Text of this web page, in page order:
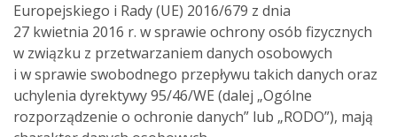
Europejskiego i Rady (UE) 2016/679 z dnia
27 kwietnia 2016 r. w sprawie ochrony osób fizycznych
w związku z przetwarzaniem danych osobowych
i w sprawie swobodnego przepływu takich danych oraz
uchylenia dyrektywy 95/46/WE (dalej „Ogólne
rozporządzenie o ochronie danych” lub „RODO”), mają